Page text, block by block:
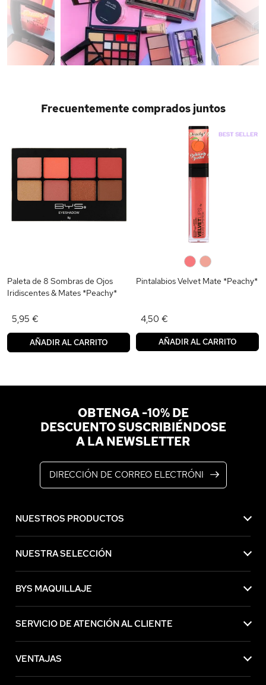
Frecuentemente comprados juntos
Paleta de 8 Sombras de Ojos
Iridiscentes & Mates *Peachy*
5,95 €
AÑADIR AL CARRITO
Pintalabios Velvet Mate *Peachy*
4,50 €
AÑADIR AL CARRITO
OBTENGA -10% DE
DESCUENTO SUSCRIBIÉNDOSE
A LA NEWSLETTER
NUESTROS PRODUCTOS
NUESTRA SELECCIÓN
BYS MAQUILLAJE
SERVICIO DE ATENCIÓN AL CLIENTE
VENTAJAS